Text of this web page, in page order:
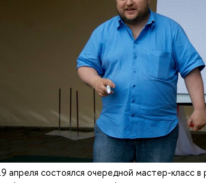
апреля состоялся очередной мастер-класс